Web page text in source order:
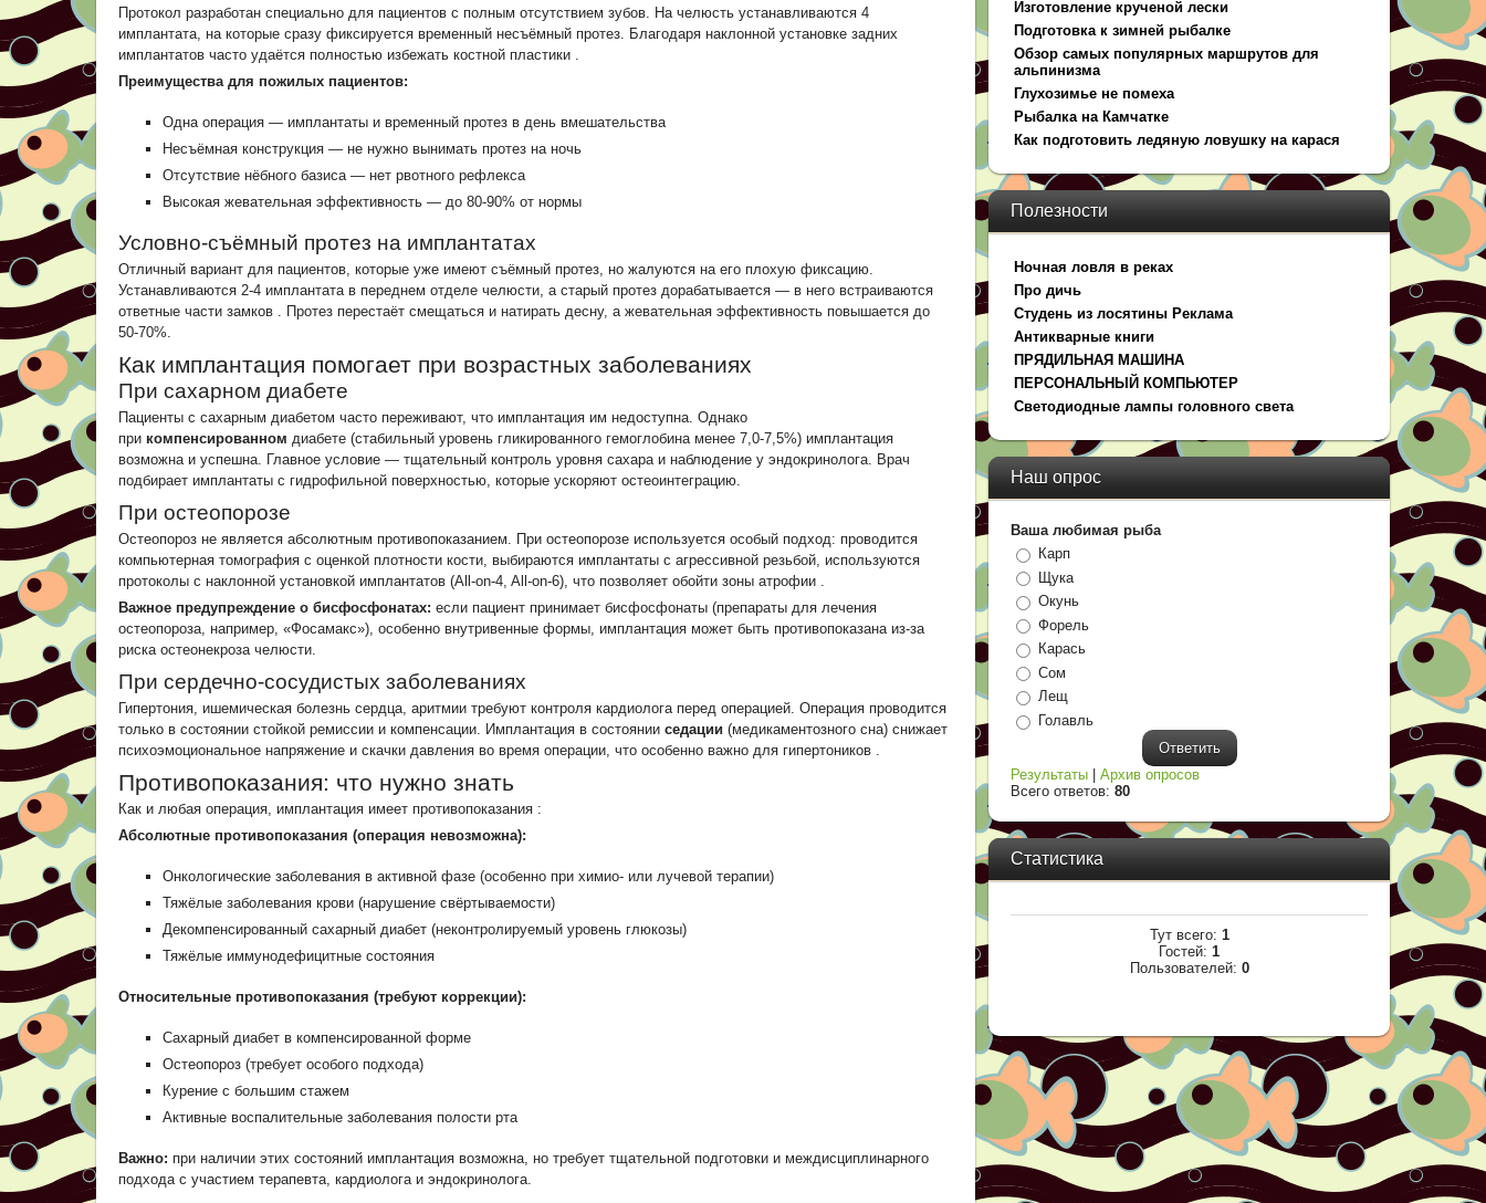
Протокол разработан специально для пациентов с полным отсутствием зубов. На челюсть устанавливаются 4
имплантата, на которые сразу фиксируется временный несъёмный протез. Благодаря наклонной установке задних
имплантатов часто удаётся полностью избежать костной пластики .
Преимущества для пожилых пациентов:
Одна операция — имплантаты и временный протез в день вмешательства
Несъёмная конструкция — не нужно вынимать протез на ночь
Отсутствие нёбного базиса — нет рвотного рефлекса
Высокая жевательная эффективность — до 80-90% от нормы
Условно-съёмный протез на имплантатах
Отличный вариант для пациентов, которые уже имеют съёмный протез, но жалуются на его плохую фиксацию.
Устанавливаются 2-4 имплантата в переднем отделе челюсти, а старый протез дорабатывается — в него встраиваются
ответные части замков . Протез перестаёт смещаться и натирать десну, а жевательная эффективность повышается до
50-70%.
Как имплантация помогает при возрастных заболеваниях
При сахарном диабете
Пациенты с сахарным диабетом часто переживают, что имплантация им недоступна. Однако
при компенсированном диабете (стабильный уровень гликированного гемоглобина менее 7,0-7,5%) имплантация
возможна и успешна. Главное условие — тщательный контроль уровня сахара и наблюдение у эндокринолога. Врач
подбирает имплантаты с гидрофильной поверхностью, которые ускоряют остеоинтеграцию.
При остеопорозе
Остеопороз не является абсолютным противопоказанием. При остеопорозе используется особый подход: проводится
компьютерная томография с оценкой плотности кости, выбираются имплантаты с агрессивной резьбой, используются
протоколы с наклонной установкой имплантатов (All-on-4, All-on-6), что позволяет обойти зоны атрофии .
Важное предупреждение о бисфосфонатах: если пациент принимает бисфосфонаты (препараты для лечения
остеопороза, например, «Фосамакс»), особенно внутривенные формы, имплантация может быть противопоказана из-за
риска остеонекроза челюсти.
При сердечно-сосудистых заболеваниях
Гипертония, ишемическая болезнь сердца, аритмии требуют контроля кардиолога перед операцией. Операция проводится
только в состоянии стойкой ремиссии и компенсации. Имплантация в состоянии седации (медикаментозного сна) снижает
психоэмоциональное напряжение и скачки давления во время операции, что особенно важно для гипертоников .
Противопоказания: что нужно знать
Как и любая операция, имплантация имеет противопоказания :
Абсолютные противопоказания (операция невозможна):
Онкологические заболевания в активной фазе (особенно при химио- или лучевой терапии)
Тяжёлые заболевания крови (нарушение свёртываемости)
Декомпенсированный сахарный диабет (неконтролируемый уровень глюкозы)
Тяжёлые иммунодефицитные состояния
Относительные противопоказания (требуют коррекции):
Сахарный диабет в компенсированной форме
Остеопороз (требует особого подхода)
Курение с большим стажем
Активные воспалительные заболевания полости рта
Важно: при наличии этих состояний имплантация возможна, но требует тщательной подготовки и междисциплинарного
подхода с участием терапевта, кардиолога и эндокринолога.
Изготовление крученой лески
Подготовка к зимней рыбалке
Обзор самых популярных маршрутов для
альпинизма
Глухозимье не помеха
Рыбалка на Камчатке
Как подготовить ледяную ловушку на карася
Полезности
Ночная ловля в реках
Про дичь
Студень из лосятины Реклама
Антикварные книги
ПРЯДИЛЬНАЯ МАШИНА
ПЕРСОНАЛЬНЫЙ КОМПЬЮТЕР
Светодиодные лампы головного света
Наш опрос
Ваша любимая рыба
Карп
Щука
Окунь
Форель
Карась
Сом
Лещ
Голавль
Результаты |Архив опросов
Всего ответов:80
Статистика
Тут всего: 1
Гостей: 1
Пользователей: 0